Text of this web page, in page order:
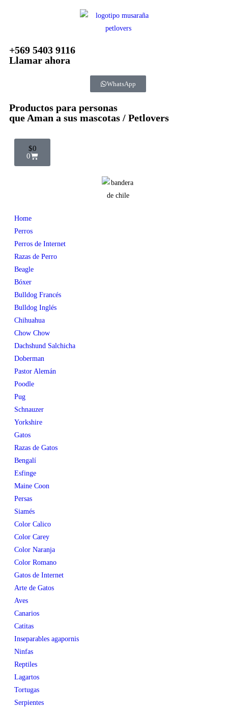
+569 5403 9116
Llamar ahora
WhatsApp
Productos para personas
que Aman a sus mascotas / Petlovers
$0
0
Home
Perros
Perros de Internet
Razas de Perro
Beagle
Bóxer
Bulldog Francés
Bulldog Inglés
Chihuahua
Chow Chow
Dachshund Salchicha
Doberman
Pastor Alemán
Poodle
Pug
Schnauzer
Yorkshire
Gatos
Razas de Gatos
Bengalí
Esfinge
Maine Coon
Persas
Siamés
Color Calico
Color Carey
Color Naranja
Color Romano
Gatos de Internet
Arte de Gatos
Aves
Canarios
Catitas
Inseparables agapornis
Ninfas
Reptiles
Lagartos
Tortugas
Serpientes